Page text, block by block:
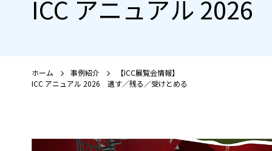
ICC アニュアル
ホーム 事例紹介
【ICC展覧会情報】
ICC アニュアル 2026 遺す／残る／受けとめる